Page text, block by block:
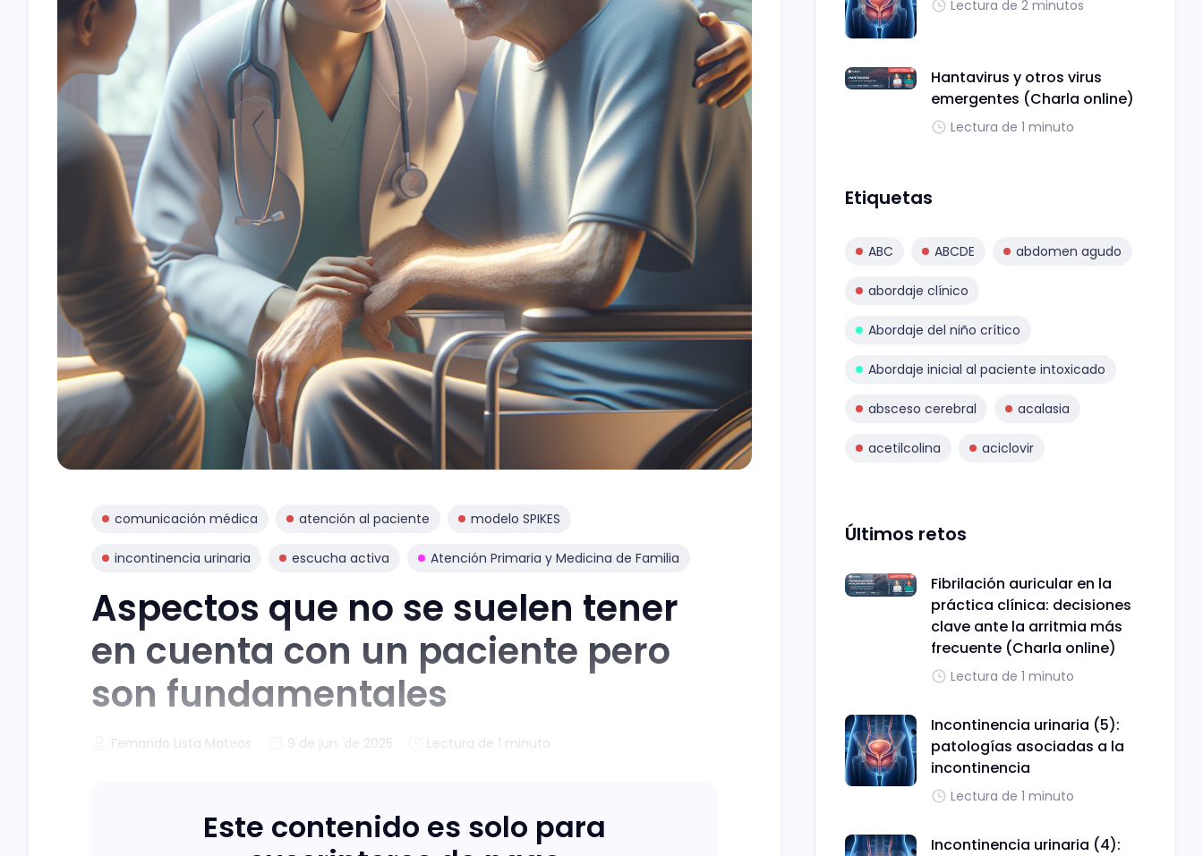
comunicación médica atención al paciente modelo SPIKES
incontinencia urinaria escucha activa Atención Primaria y Medicina de Familia
Aspectos que no se suelen tener
en cuenta con un paciente pero
son fundamentales
Fernando Lista Mateos 9 de jun. de 2025 Lectura de 1 minuto
Este contenido es solo para
Lectura de 2 minutos
Hantavirus y otros virus
emergentes (Charla online)
Lectura de 1 minuto
Etiquetas
ABC ABCDE abdomen agudo
abordaje clínico
Abordaje del niño crítico
Abordaje inicial al paciente intoxicado
absceso cerebral acalasia
acetilcolina aciclovir
Últimos retos
Fibrilación auricular en la
práctica clínica: decisiones
clave ante la arritmia más
frecuente (Charla online)
Lectura de 1 minuto
Incontinencia urinaria (5):
patologías asociadas a la
incontinencia
Lectura de 1 minuto
Incontinencia urinaria (4):